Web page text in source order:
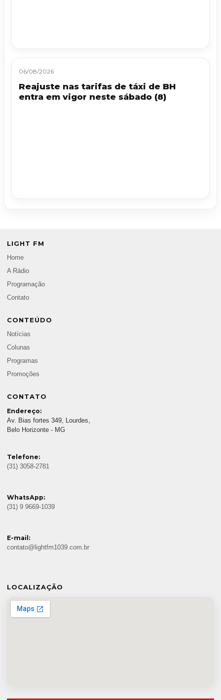
06/08/2026
Reajuste nas tarifas de táxi de BH
entra em vigor neste sábado (8)
LIGHT FM
Home
A Rádio
Programação
Contato
CONTEÚDO
Notícias
Colunas
Programas
Promoções
CONTATO
Endereço:
Av. Bias fortes 349, Lourdes,
Belo Horizonte - MG
Telefone:
(31) 3058-2781
WhatsApp:
(31) 9 9669-1039
E-mail:
contato@lightfm1039.com.br
LOCALIZAÇÃO